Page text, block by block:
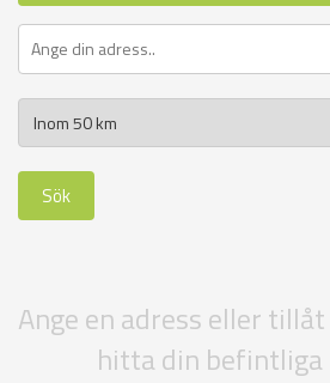
Ange en adress eller
hitta din befintliga